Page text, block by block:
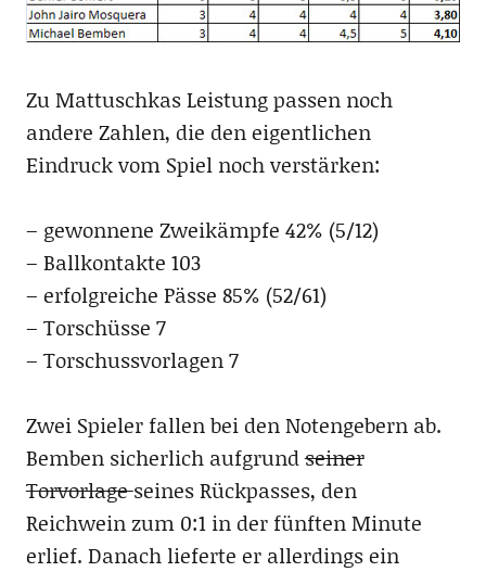
Zu Mattuschkas Leistung passen noch
andere Zahlen, die den eigentlichen
Eindruck vom Spiel noch verstärken:
– gewonnene Zweikämpfe 42% (5/12)
– Ballkontakte 103
– erfolgreiche Pässe 85% (52/61)
– Torschüsse 7
– Torschussvorlagen 7
Zwei Spieler fallen bei den Notengebern ab.
Bemben sicherlich aufgrundseiner
Torvorlageseines Rückpasses, den
Reichwein zum 0:1 in der fünften Minute
erlief. Danach lieferte er allerdings ein